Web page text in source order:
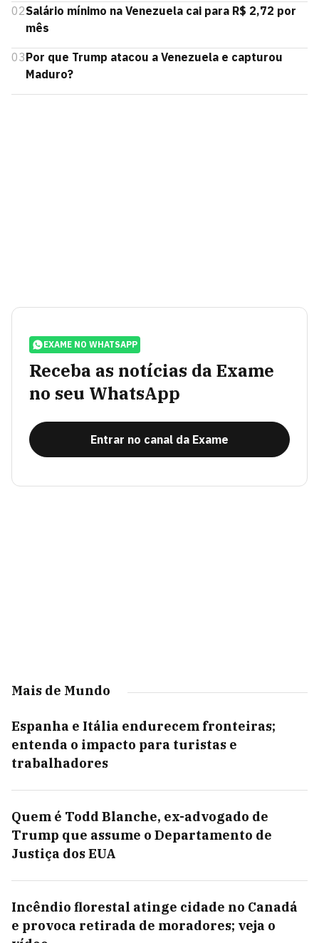
02Salário mínimo na Venezuela cai para R$ 2,72 por
mês
03Por que Trump atacou a Venezuela e capturou
Maduro?
EXAME NO WHATSAPP
Receba as notícias da Exame
no seu WhatsApp
Entrar no canal da Exame
Mais de Mundo
Espanha e Itália endurecem fronteiras;
entenda o impacto para turistas e
trabalhadores
Quem é Todd Blanche, ex-advogado de
Trump que assume o Departamento de
Justiça dos EUA
Incêndio florestal atinge cidade no Canadá
e provoca retirada de moradores; veja o